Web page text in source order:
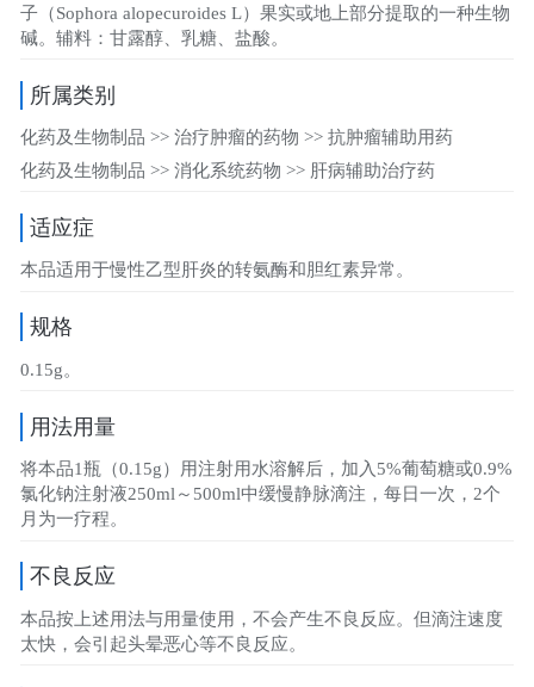
子（Sophora alopecuroides L）果实或地上部分提取的一种生物
碱。辅料：甘露醇、乳糖、盐酸。
所属类别
化药及生物制品 >> 治疗肿瘤的药物 >> 抗肿瘤辅助用药
化药及生物制品 >> 消化系统药物 >> 肝病辅助治疗药
适应症
本品适用于慢性乙型肝炎的转氨酶和胆红素异常。
规格
0.15g。
用法用量
将本品1瓶（0.15g）用注射用水溶解后，加入5%葡萄糖或0.9%
氯化钠注射液250ml～500ml中缓慢静脉滴注，每日一次，2个
月为一疗程。
不良反应
本品按上述用法与用量使用，不会产生不良反应。但滴注速度
太快，会引起头晕恶心等不良反应。